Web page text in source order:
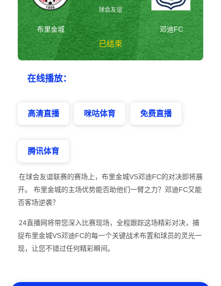
布里金城
02:45:00
球会友谊
已结束
邓迪FC
在线播放：
高清直播 咪咕体育 免费直播
腾讯体育
在球会友谊联赛的赛场上，布里金城VS邓迪FC的对决即将展
开。 布里金城的主场优势能否助他们一臂之力？邓迪FC又能
否客场逆袭？
24直播网将带您深入比赛现场，全程跟踪这场精彩对决，捕
捉布里金城VS邓迪FC的每一个关键战术布置和球员的灵光一
现，让您不错过任何精彩瞬间。